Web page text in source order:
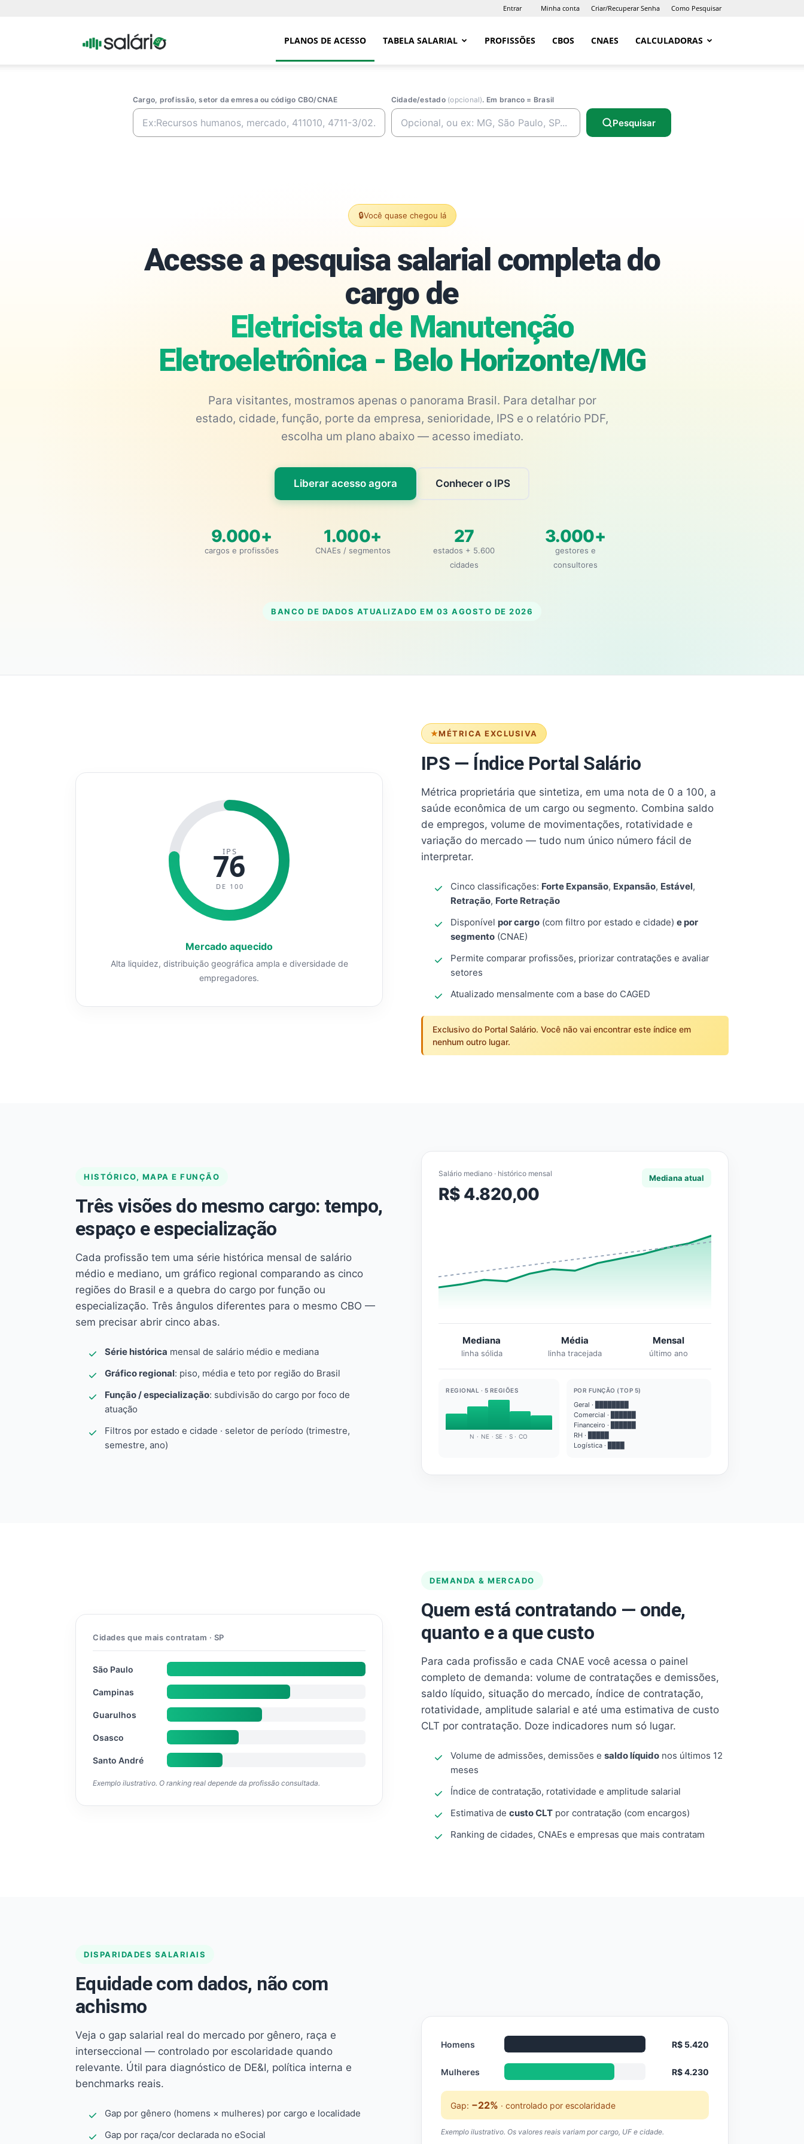
Entrar Minha conta Criar/Recuperar Senha Como Pesquisar
Portal PLANOS DE ACESSO TABELA SALARIAL PROFISSÕES CBOS CNAES CALCULADORAS
Cargo, profissão, setor da emresa ou código CBO/CNAE Cidade/estado (opcional). Em branco = Brasil
Pesquisar
🔒Você quase chegou lá
Acesse a pesquisa salarial completa do
cargo de
Eletricista de Manutenção
Eletroeletrônica - Belo Horizonte/MG
Para visitantes, mostramos apenas o panorama Brasil. Para detalhar por
estado, cidade, função, porte da empresa, senioridade, IPS e o relatório PDF,
escolha um plano abaixo — acesso imediato.
Liberar acesso agora Conhecer o IPS
9.000+
cargos e profissões
1.000+
CNAEs / segmentos
27
estados + 5.600
cidades
3.000+
gestores e
consultores
BANCO DE DADOS ATUALIZADO EM 03 AGOSTO DE 2026
MÉTRICA EXCLUSIVA
IPS — Índice Portal Salário
Métrica proprietária que sintetiza, em uma nota de 0 a 100, a
saúde econômica de um cargo ou segmento. Combina saldo
de empregos, volume de movimentações, rotatividade e
variação do mercado — tudo num único número fácil de
interpretar.
Cinco classificações: Forte Expansão, Expansão, Estável,
Retração, Forte Retração
Disponível por cargo (com filtro por estado e cidade) e por
segmento (CNAE)
Permite comparar profissões, priorizar contratações e avaliar
setores
Atualizado mensalmente com a base do CAGED
Exclusivo do Portal Salário. Você não vai encontrar este índice em
nenhum outro lugar.
IPS
76
DE 100
Mercado aquecido
Alta liquidez, distribuição geográfica ampla e diversidade de
empregadores.
HISTÓRICO, MAPA E FUNÇÃO
Três visões do mesmo cargo: tempo,
espaço e especialização
Cada profissão tem uma série histórica mensal de salário
médio e mediano, um gráfico regional comparando as cinco
regiões do Brasil e a quebra do cargo por função ou
especialização. Três ângulos diferentes para o mesmo CBO —
sem precisar abrir cinco abas.
Série histórica mensal de salário médio e mediana
Gráfico regional: piso, média e teto por região do Brasil
Função / especialização: subdivisão do cargo por foco de
atuação
Filtros por estado e cidade · seletor de período (trimestre,
semestre, ano)
Salário mediano · histórico mensal
R$ 4.820,00
Mediana atual
Mediana
linha sólida
Média
linha tracejada
Mensal
último ano
REGIONAL · 5 REGIÕES
N · NE · SE · S · CO
POR FUNÇÃO (TOP 5)
Geral · ████████
Comercial · ██████
Financeiro · ██████
RH · █████
Logística · ████
DEMANDA & MERCADO
Quem está contratando — onde,
quanto e a que custo
Para cada profissão e cada CNAE você acessa o painel
completo de demanda: volume de contratações e demissões,
saldo líquido, situação do mercado, índice de contratação,
rotatividade, amplitude salarial e até uma estimativa de custo
CLT por contratação. Doze indicadores num só lugar.
Volume de admissões, demissões e saldo líquido nos últimos 12
meses
Índice de contratação, rotatividade e amplitude salarial
Estimativa de custo CLT por contratação (com encargos)
Ranking de cidades, CNAEs e empresas que mais contratam
Cidades que mais contratam · SP
São Paulo
Campinas
Guarulhos
Osasco
Santo André
Exemplo ilustrativo. O ranking real depende da profissão consultada.
DISPARIDADES SALARIAIS
Equidade com dados, não com
achismo
Veja o gap salarial real do mercado por gênero, raça e
interseccional — controlado por escolaridade quando
relevante. Útil para diagnóstico de DE&I, política interna e
benchmarks reais.
Gap por gênero (homens × mulheres) por cargo e localidade
Gap por raça/cor declarada no eSocial
Homens R$ 5.420
Mulheres R$ 4.230
Gap: −22% · controlado por escolaridade
Exemplo ilustrativo. Os valores reais variam por cargo, UF e cidade.